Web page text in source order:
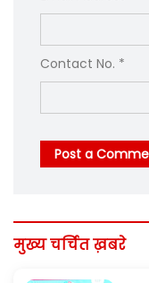
Contact No. *
Post a
मुख्य चर्चित ख़बरे